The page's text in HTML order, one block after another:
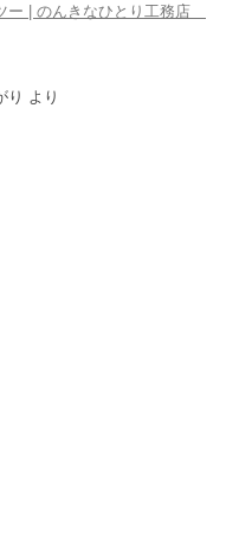
ー | のんきなひとり工務店
り より